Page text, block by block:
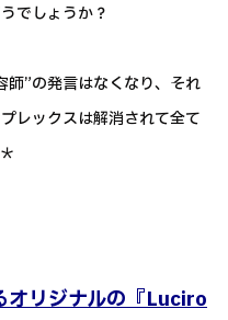
でしょうか？
師”の発言はなくなり、それ
レックスは解消されて全て
オリジナルの『Luciro